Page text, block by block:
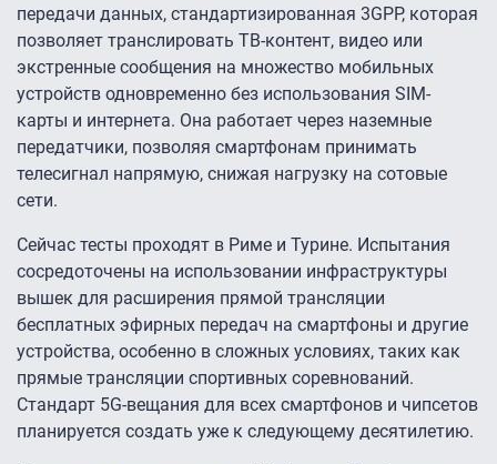
передачи данных, стандартизированная 3GPP, которая
позволяет транслировать ТВ-контент, видео или
экстренные сообщения на множество мобильных
устройств одновременно без использования SIM-
карты и интернета. Она работает через наземные
передатчики, позволяя смартфонам принимать
телесигнал напрямую, снижая нагрузку на сотовые
сети.
Сейчас тесты проходят в Риме и Турине. Испытания
сосредоточены на использовании инфраструктуры
вышек для расширения прямой трансляции
бесплатных эфирных передач на смартфоны и другие
устройства, особенно в сложных условиях, таких как
прямые трансляции спортивных соревнований.
Стандарт 5G-вещания для всех смартфонов и чипсетов
планируется создать уже к следующему десятилетию.